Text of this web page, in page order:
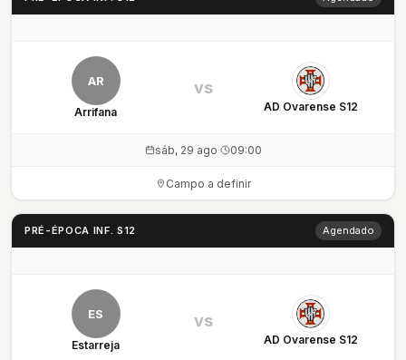
AR
Arrifana AD Ovarense S12
vs
sáb, 29 ago· 09:00
Campo a definir
PRÉ-ÉPOCA INF. S12 Agendado
ES
Estarreja AD Ovarense S12
vs